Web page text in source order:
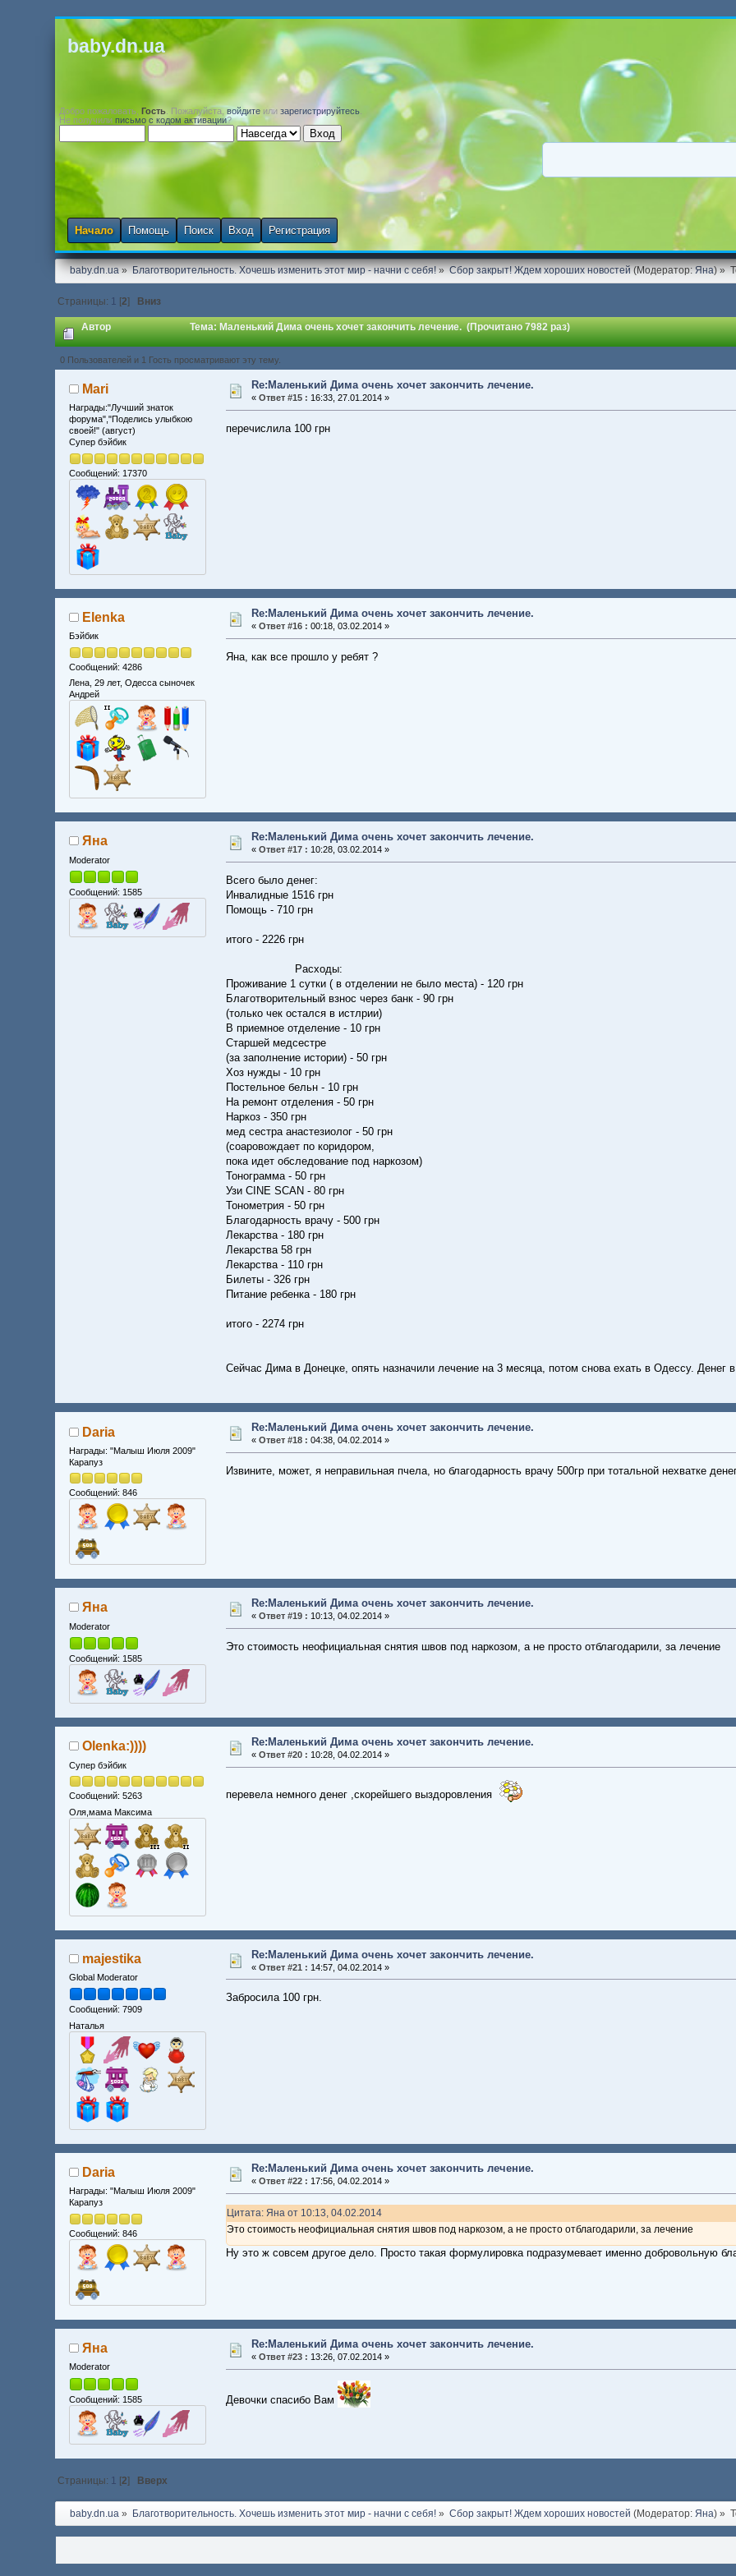
baby.dn.ua
Добро пожаловать,Гость . Пожалуйста,войдите илизарегистрируйтесь
Не получилиписьмо с кодом активации?
Начало Помощь Поиск Вход Регистрация
baby.dn.ua» Благотворительность. Хочешь изменить этот мир - начни с себя!» Сбор закрыт! Ждем хороших новостей(Модератор:Яна) »
Страницы: 1 [2] Вниз
Автор Тема: Маленький Дима очень хочет закончить лечение. (Прочитано 7982 раз)
0 Пользователей и 1 Гость просматривают эту тему.
Mari
Награды:"Лучший знаток
форума","Поделись улыбкою
своей!" (август)
Супер бэйбик
Сообщений: 17370
Re:Маленький Дима очень хочет закончить лечение.
« Ответ #15 : 16:33, 27.01.2014 »
перечислила 100 грн
Elenka
Бэйбик
Сообщений: 4286
Лена, 29 лет, Одесса сыночек
Андрей
Re:Маленький Дима очень хочет закончить лечение.
« Ответ #16 : 00:18, 03.02.2014 »
Яна, как все прошло у ребят ?
Яна
Moderator
Сообщений: 1585
Re:Маленький Дима очень хочет закончить лечение.
« Ответ #17 : 10:28, 03.02.2014 »
Всего было денег:
Инвалидные 1516 грн
Помощь - 710 грн
итого - 2226 грн
Расходы:
Проживание 1 сутки ( в отделении не было места) - 120 грн
Благотворительный взнос через банк - 90 грн
(только чек остался в истлрии)
В приемное отделение - 10 грн
Старшей медсестре
(за заполнение истории) - 50 грн
Хоз нужды - 10 грн
Постельное бельн - 10 грн
На ремонт отделения - 50 грн
Наркоз - 350 грн
мед сестра анастезиолог - 50 грн
(соаровождает по коридором,
пока идет обследование под наркозом)
Тонограмма - 50 грн
Узи CINE SCAN - 80 грн
Тонометрия - 50 грн
Благодарность врачу - 500 грн
Лекарства - 180 грн
Лекарства 58 грн
Лекарства - 110 грн
Билеты - 326 грн
Питание ребенка - 180 грн
итого - 2274 грн
Сейчас Дима в Донецке, опять назначили лечение на 3 месяца, потом снова ехать в Одессу. Денег
Daria
Награды: "Малыш Июля 2009"
Карапуз
Сообщений: 846
Re:Маленький Дима очень хочет закончить лечение.
« Ответ #18 : 04:38, 04.02.2014 »
Извините, может, я неправильная пчела, но благодарность врачу 500гр при тотальной нехватке
Яна
Moderator
Сообщений: 1585
Re:Маленький Дима очень хочет закончить лечение.
« Ответ #19 : 10:13, 04.02.2014 »
Это стоимость неофициальная снятия швов под наркозом, а не просто отблагодарили, за лечение
Olenka:))))
Супер бэйбик
Сообщений: 5263
Оля,мама Максима
Re:Маленький Дима очень хочет закончить лечение.
« Ответ #20 : 10:28, 04.02.2014 »
перевела немного денег ,скорейшего выздоровления
majestika
Global Moderator
Сообщений: 7909
Наталья
Re:Маленький Дима очень хочет закончить лечение.
« Ответ #21 : 14:57, 04.02.2014 »
Забросила 100 грн.
Daria
Награды: "Малыш Июля 2009"
Карапуз
Сообщений: 846
Re:Маленький Дима очень хочет закончить лечение.
« Ответ #22 : 17:56, 04.02.2014 »
Цитата: Яна от 10:13, 04.02.2014
Это стоимость неофициальная снятия швов под наркозом, а не просто отблагодарили, за лечение
Ну это ж совсем другое дело. Просто такая формулировка подразумевает именно добровольную
Яна
Moderator
Сообщений: 1585
Re:Маленький Дима очень хочет закончить лечение.
« Ответ #23 : 13:26, 07.02.2014 »
Девочки спасибо Вам
Страницы: 1 [2] Вверх
baby.dn.ua » Благотворительность. Хочешь изменить этот мир - начни с себя!» Сбор закрыт! Ждем хороших новостей (Модератор: Яна) »